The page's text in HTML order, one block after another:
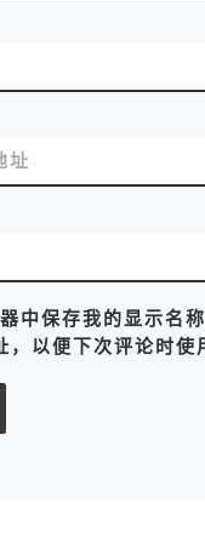
址
中保存我的显示名
，以便下次评论时使